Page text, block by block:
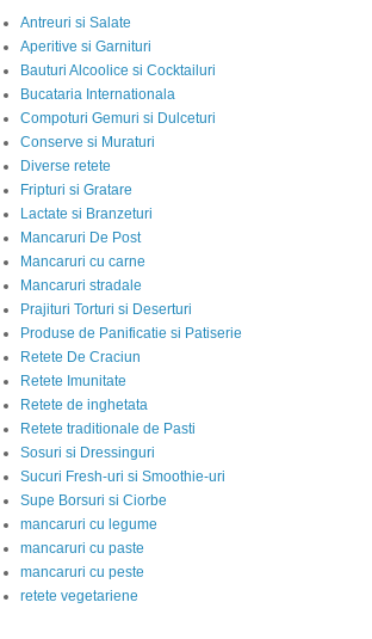
Antreuri si Salate
Aperitive si Garnituri
Bauturi Alcoolice si Cocktailuri
Bucataria Internationala
Compoturi Gemuri si Dulceturi
Conserve si Muraturi
Diverse retete
Fripturi si Gratare
Lactate si Branzeturi
Mancaruri De Post
Mancaruri cu carne
Mancaruri stradale
Prajituri Torturi si Deserturi
Produse de Panificatie si Patiserie
Retete De Craciun
Retete Imunitate
Retete de inghetata
Retete traditionale de Pasti
Sosuri si Dressinguri
Sucuri Fresh-uri si Smoothie-uri
Supe Borsuri si Ciorbe
mancaruri cu legume
mancaruri cu paste
mancaruri cu peste
retete vegetariene